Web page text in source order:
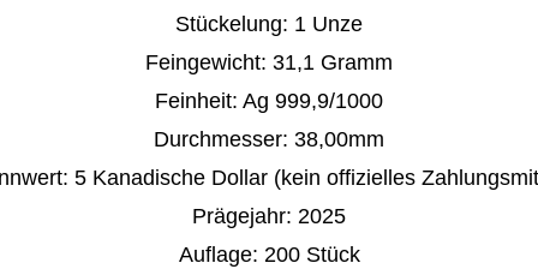
Stückelung: 1 Unze
Feingewicht: 31,1 Gramm
Feinheit: Ag 999,9/1000
Durchmesser: 38,00mm
5 Kanadische Dollar (kein offizielles
Prägejahr: 2025
Auflage: 200 Stück